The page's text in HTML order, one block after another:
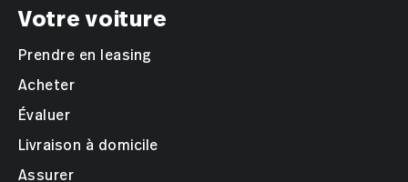
Votre voiture
Prendre en leasing
Acheter
Évaluer
Livraison à domicile
Assurer